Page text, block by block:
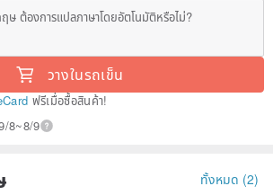
ษ ต้องการแปลภาษาโดยอัตโนมัติหรือไม่?
วางในรถเข็น
ฟรีเมื่อซื้อสินค้า!
8~8/9
ทั้งหมด (2)